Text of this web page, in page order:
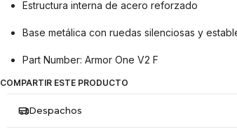
Estructura interna de acero reforzado
Base metálica con ruedas silenciosas y
Part Number: Armor One V2 F
COMPARTIR ESTE PRODUCTO
Despachos